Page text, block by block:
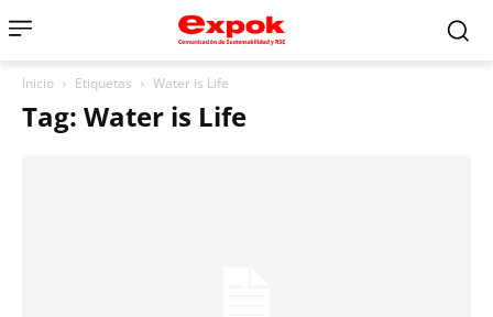
Inicio Etiquetas Water is Life
Tag: Water is Life